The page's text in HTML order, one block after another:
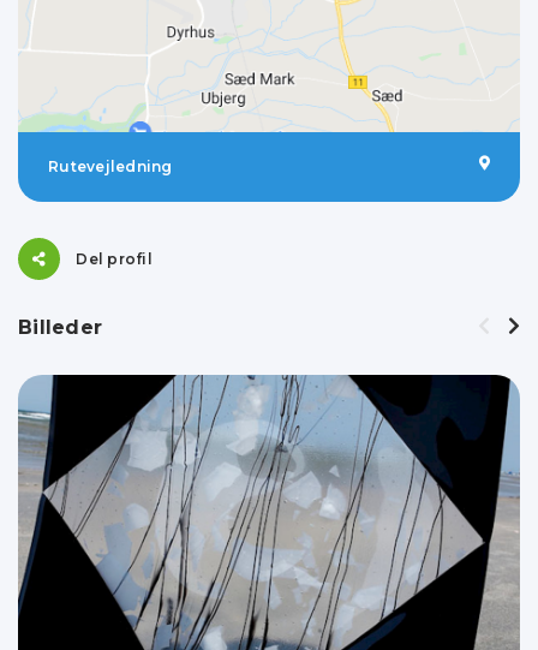
Rutevejledning
Del profil
Billeder